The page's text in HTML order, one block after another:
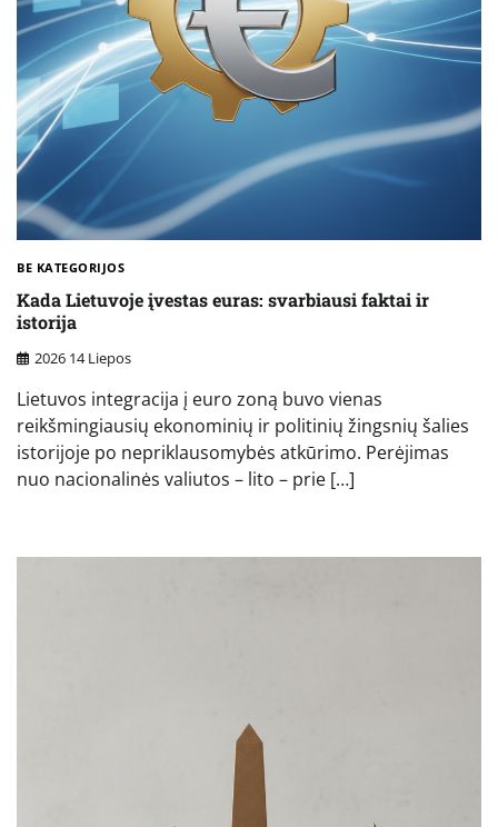
BE KATEGORIJOS
Kada Lietuvoje įvestas euras: svarbiausi faktai ir
istorija
2026 14 Liepos
Lietuvos integracija į euro zoną buvo vienas
reikšmingiausių ekonominių ir politinių žingsnių šalies
istorijoje po nepriklausomybės atkūrimo. Perėjimas
nuo nacionalinės valiutos – lito – prie […]